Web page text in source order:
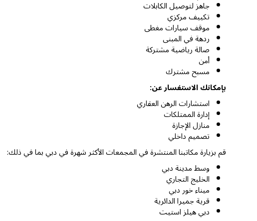
جاهز لتوصيل الكابلات
تكييف مركزي
موقف سيارات مغطى
ردهة في المبنى
صالة رياضية مشتركة
أمن
مسبح مشترك
بإمكانك الاستفسار عن:
استشارات الرهن العقاري
إدارة الممتلكات
منازل الإجازة
تصميم داخلي
قم بزيارة مكاتبنا المنتشرة في المجمعات الأكثر شهرة في دبي بما في ذلك:
وسط مدينة دبي
الخليج التجاري
ميناء خور دبي
قرية جميرا الدائرية
دبي هيلز استيت